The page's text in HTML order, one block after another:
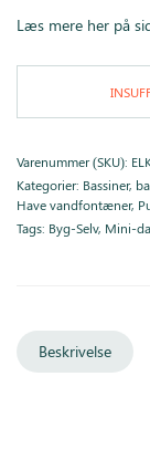
Læs mere her på
Varenummer (SKU):
Kategorier: Bassiner,
Have vandfontæner,
Tags: Byg-Selv, Mini-
Beskrivelse